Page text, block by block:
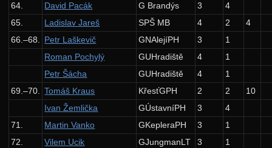
64.
David Pacák G Brandýs 3
4
65.
Ladislav Jareš SPŠ MB 4 2
4
66.–68.
Petr Laškevič GNAlejíPH 3
1
Roman Pochylý
GUHradiště 4
1
Petr Šácha
GUHradiště 4
1
69.–70.
Tomáš Kraus KřesťGPH 2 2
10
Ivan Žemlička
GÚstavníPH 3
4
71.
Martin Vanko GKepleraPH 3
1
72.
Vilem Ucik GJungmanLT 3
1
8. ročník: 95/96
7. ročník: 94/95
6. ročník: 93/94
5. ročník: 92/93
4. ročník: 91/92
3. ročník: 90/91
2. ročník: 89/90